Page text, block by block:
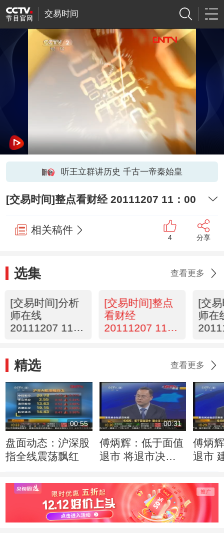
交易时间
听王立群讲历史 千古一帝秦始皇
[交易时间]整点看财经 20111207 11：00
相关稿件
4 分享
选集 查看更多
[交易时间]分析
师在线
20111207 11：
[交易时间]整点
看财经
20111207 11：
[交
师在
精选 查看更多
00:55
盘面动态：沪深股
指全线震荡飘红
00:31
傅炳辉：低于面值
退市 将退市决定
傅炳
退市